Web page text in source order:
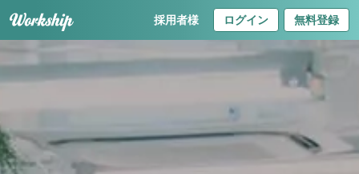
採用者様 ログイン 無料登録